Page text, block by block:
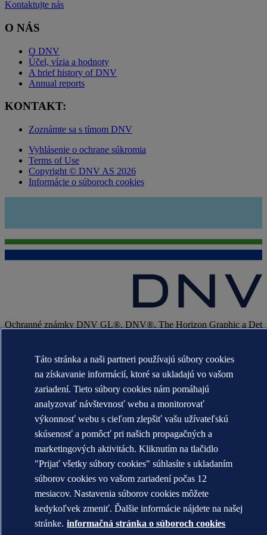
Kontaktujte nás
O NÁS
O DNV
Účel, vízia a hodnoty
A brief history of DNV
Annual reports
KONTAKT:
Zoznámte sa s tímom DNV
Vyhlásenie o ochrane súkromia
Terms of Use
Copyright © DNV AS 2026
Informácie o súboroch cookies
Ochranné známky DNV GL®, DNV®, The Horizon Graphic a Det
WHEN TRUST MATTERS
Táto stránka a naši partneri používajú súbory cookies
na získavanie informácií, ktoré sa ukladajú vo vašom
zariadení. Tieto súbory cookies nám pomáhajú
analyzovať návštevnosť webu a monitorovať
výkonnosť webu s cieľom zlepšiť vašu užívateľskú
skúsenosť a pomôcť pri našich propagačných a
marketingových aktivitách. Kliknutím na tlačidlo
"Prijať všetky súbory cookies" súhlasíte s ukladaním
súborov cookies vo vašom zariadení počas 12
mesiacov. Nastavenia súborov cookies môžete
kedykoľvek zmeniť. Ďalšie informácie nájdete na našej
stránke. informačná stránka o súboroch cookies